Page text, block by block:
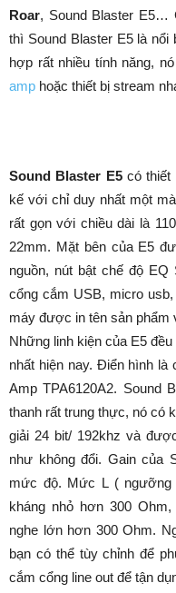
Roar, Sound Blaster E5…
thì Sound Blaster E5 là
hợp rất nhiều tính năng,
amp hoặc thiết bị stream
Sound Blaster E5có thiết
kế với chỉ duy nhất một
rất gọn với chiều dài là
22mm. Mặt bên của E5
nguồn, nút bật chế độ
cổng cắm USB, micro
máy được in tên sản phẩm
Những linh kiện của E5
nhất hiện nay. Điển hình là
Amp TPA6120A2. Sound
thanh rất trung thực, nó có
giải 24 bit/ 192khz và
như không đổi. Gain của
mức độ. Mức L ( ngưỡng
kháng nhỏ hơn 300
nghe lớn hơn 300 Ohm.
bạn có thể tùy chỉnh để
cắm cổng line out để tận